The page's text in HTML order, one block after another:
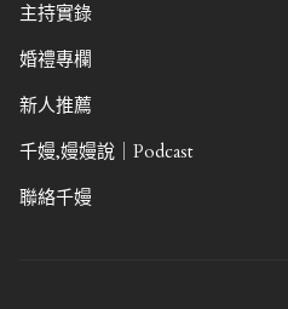
主持實錄
婚禮專欄
新人推薦
千嫚,嫚嫚說｜Podcast
聯絡千嫚